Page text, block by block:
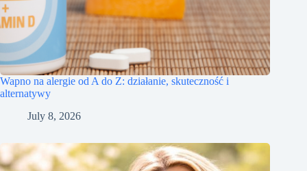
Wapno na alergie od A do Z: działanie, skuteczność i
alternatywy
July 8, 2026